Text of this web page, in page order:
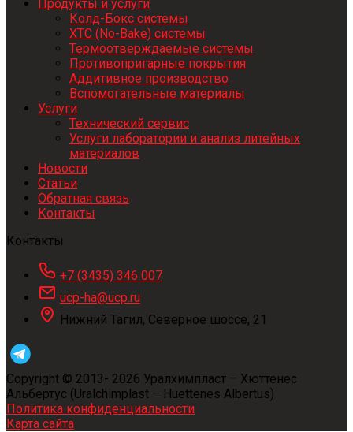
Продукты и услуги
Колд-Бокс системы
ХТС (No-Bake) системы
Термоотверждаемые системы
Противопригарные покрытия
Аддитивное производство
Вспомогательные материалы
Услуги
Технический сервис
Услуги лаборатории и анализ литейных
материалов
Новости
Статьи
Обратная связь
Контакты
Контакты
+7 (3435) 346 007
ucp-ha@ucp.ru
Нижний Тагил, Северное шоссе, 21
Copyright © 2013- 2026 Уралхимпласт – Хюттенес
Альбертус (Uralchimplast – Huettenes Albertus)
Политика конфиденциальности
Карта сайта